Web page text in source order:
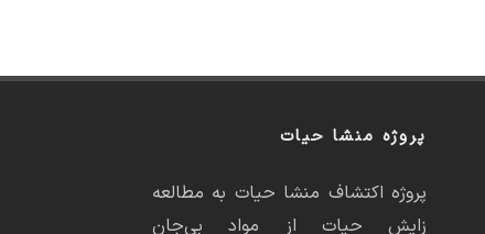
پروژه منشا حیات
پروژه اکتشاف منشا حیات به مطالعه
زایش حیات از مواد بی‌جان